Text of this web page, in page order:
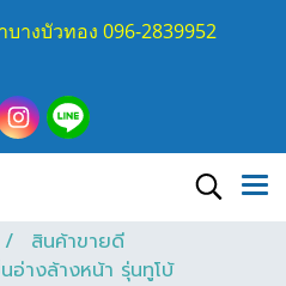
างบัวทอง 096-2839952
สินค้าขายดี
อ่างล้างหน้า รุ่นทูโบ้